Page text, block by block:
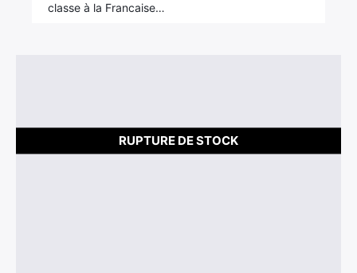
classe à la Francaise…
RUPTURE DE STOCK